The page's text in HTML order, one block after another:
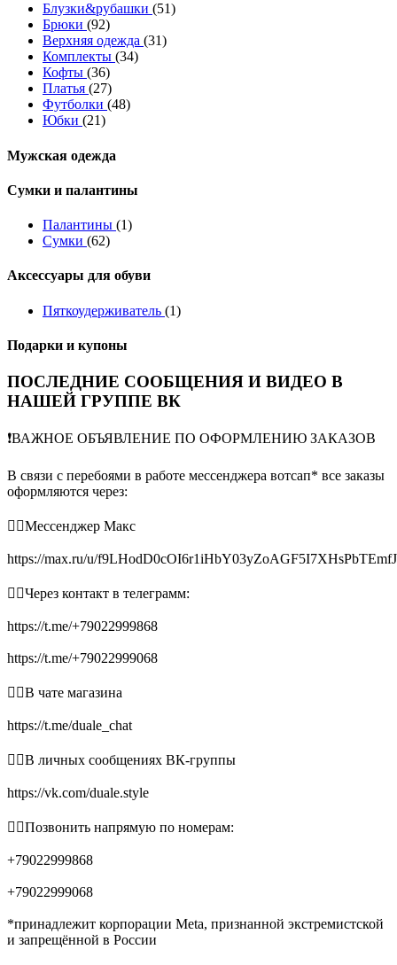
Блузки&рубашки (51)
Брюки (92)
Верхняя одежда (31)
Комплекты (34)
Кофты (36)
Платья (27)
Футболки (48)
Юбки (21)
Мужская одежда
Сумки и палантины
Палантины (1)
Сумки (62)
Аксессуары для обуви
Пяткоудерживатель (1)
Подарки и купоны
ПОСЛЕДНИЕ СООБЩЕНИЯ И ВИДЕО В
НАШЕЙ ГРУППЕ ВК
❗️ВАЖНОЕ ОБЪЯВЛЕНИЕ ПО ОФОРМЛЕНИЮ ЗАКАЗОВ
В связи с перебоями в работе мессенджера вотсап* все заказы
оформляются через:
👉🏻Мессенджер Макс
https://max.ru/u/
👉🏻Через контакт в телеграмм:
https://t.me/+79022999868
https://t.me/+79022999068
👉🏻В чате магазина
https://t.me/duale_chat
👉🏻В личных сообщениях ВК-группы
https://vk.com/duale.style
👉🏻Позвонить напрямую по номерам:
+79022999868
+79022999068
*принадлежит корпорации Meta, признанной экстремистской
и запрещённой в России